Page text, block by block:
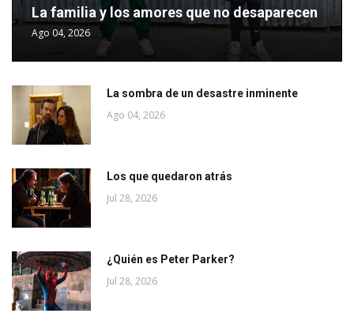
La familia y los amores que no desaparecen
Ago 04, 2026
La sombra de un desastre inminente
Ago 04, 2026
Los que quedaron atrás
Jul 28, 2026
¿Quién es Peter Parker?
Jul 28, 2026